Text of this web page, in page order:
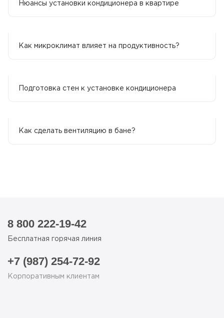
Нюансы установки кондиционера в квартире
Как микроклимат влияет на продуктивность?
Подготовка стен к установке кондиционера
Как сделать вентиляцию в бане?
8 800 222-19-42
Бесплатная горячая линия
+7 (987) 254-72-92
Корпоративным клиентам